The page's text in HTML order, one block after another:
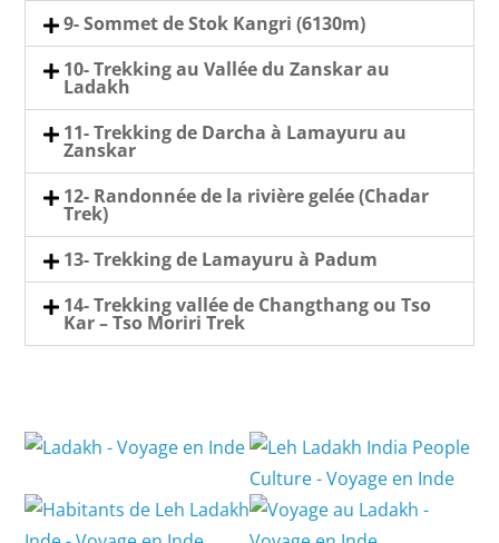
9- Sommet de Stok Kangri (6130m)
10- Trekking au Vallée du Zanskar au
Ladakh
11- Trekking de Darcha à Lamayuru au
Zanskar
12- Randonnée de la rivière gelée (Chadar
Trek)
13- Trekking de Lamayuru à Padum
14- Trekking vallée de Changthang ou Tso
Kar – Tso Moriri Trek